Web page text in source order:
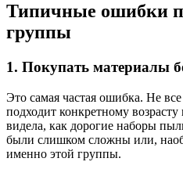
Типичные ошибки
группы
1. Покупать материалы
Это самая частая ошибка. Не
подходит конкретному
видела, как дорогие наборы
были слишком сложны или,
именно этой группы.